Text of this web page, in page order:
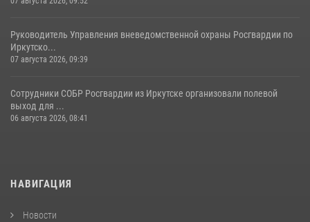
Руководитель Управления вневедомственной охраны Росгвардии по
Иркутско...
07 августа 2026, 09:39
Сотрудники СОБР Росгвардии из Иркутске организовали полевой
выход для ...
06 августа 2026, 08:41
НАВИГАЦИЯ
Новости